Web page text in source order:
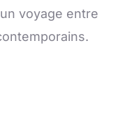
voyage entre